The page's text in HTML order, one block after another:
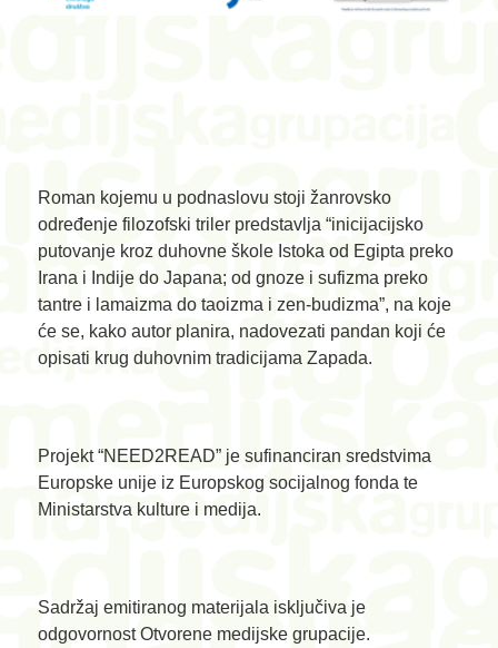
Roman kojemu u podnaslovu stoji žanrovsko
određenje filozofski triler predstavlja “inicijacijsko
putovanje kroz duhovne škole Istoka od Egipta preko
Irana i Indije do Japana; od gnoze i sufizma preko
tantre i lamaizma do taoizma i zen-budizma”, na koje
će se, kako autor planira, nadovezati pandan koji će
opisati krug duhovnim tradicijama Zapada.
Projekt “NEED2READ” je sufinanciran sredstvima
Europske unije iz Europskog socijalnog fonda te
Ministarstva kulture i medija.
Sadržaj emitiranog materijala isključiva je
odgovornost Otvorene medijske grupacije.